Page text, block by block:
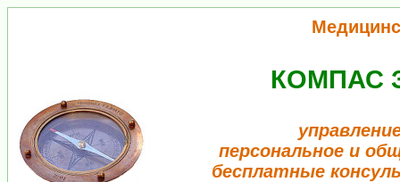
КОМПАС
персональное и
бесплатные